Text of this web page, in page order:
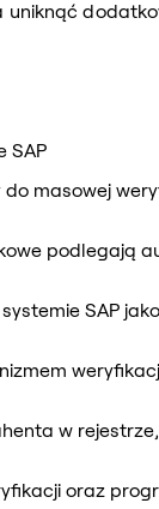
uniknąć
SAP
masowej
podlegają
SAP
w
oraz